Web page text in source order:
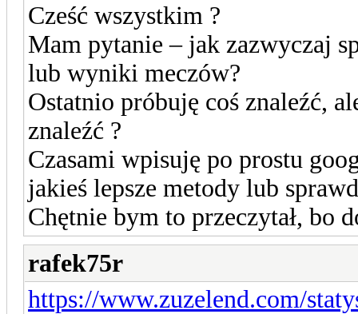
Cześć wszystkim ?
Mam pytanie – jak zazwyczaj
lub wyniki meczów?
Ostatnio próbuję coś znaleźć,
znaleźć ?
Czasami wpisuję po prostu
jakieś lepsze metody lub
Chętnie bym to przeczytał, bo
rafek75r
https://www.zuzelend.com/